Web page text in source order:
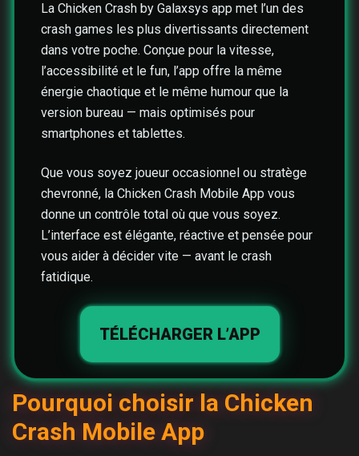
La Chicken Crash by Galaxsys app met l’un des
crash games les plus divertissants directement
dans votre poche. Conçue pour la vitesse,
l’accessibilité et le fun, l’app offre la même
énergie chaotique et le même humour que la
version bureau — mais optimisés pour
smartphones et tablettes.
Que vous soyez joueur occasionnel ou stratège
chevronné, la Chicken Crash Mobile App vous
donne un contrôle total où que vous soyez.
L’interface est élégante, réactive et pensée pour
vous aider à décider vite — avant le crash
fatidique.
TÉLÉCHARGER L’APP
Pourquoi choisir la Chicken
Crash Mobile App